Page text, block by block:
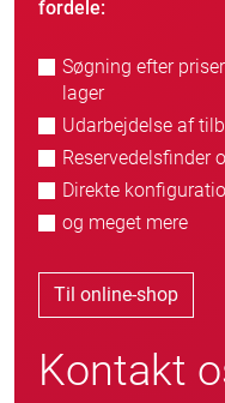
fordele:
Søgning efter
lager
Udarbejdelse af
Reservedelsfinder
Direkte
og meget mere
Til online-shop
Kontakt